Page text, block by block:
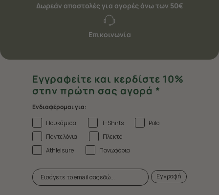
Δωρεάν αποστολές για αγορές άνω των 50€
Επικοινωνία
Εγγραφείτε και κερδίστε 10%
στην πρώτη σας αγορά *
Ενδιαφέρομαι για:
Πουκάμισα
T-Shirts
Polo
Παντελόνια
Πλεκτά
Athleisure
Πανωφόρια
Εγγραφή